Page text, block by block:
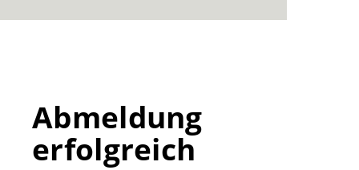
Abmeldung
erfolgreich